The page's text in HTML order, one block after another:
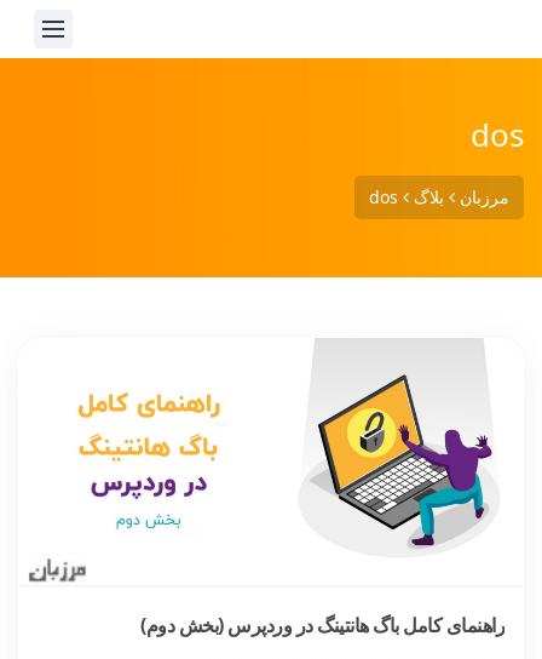
dos
مرزبان بلاگ dos
راهنمای کامل باگ هانتینگ در وردپرس (بخش دوم)